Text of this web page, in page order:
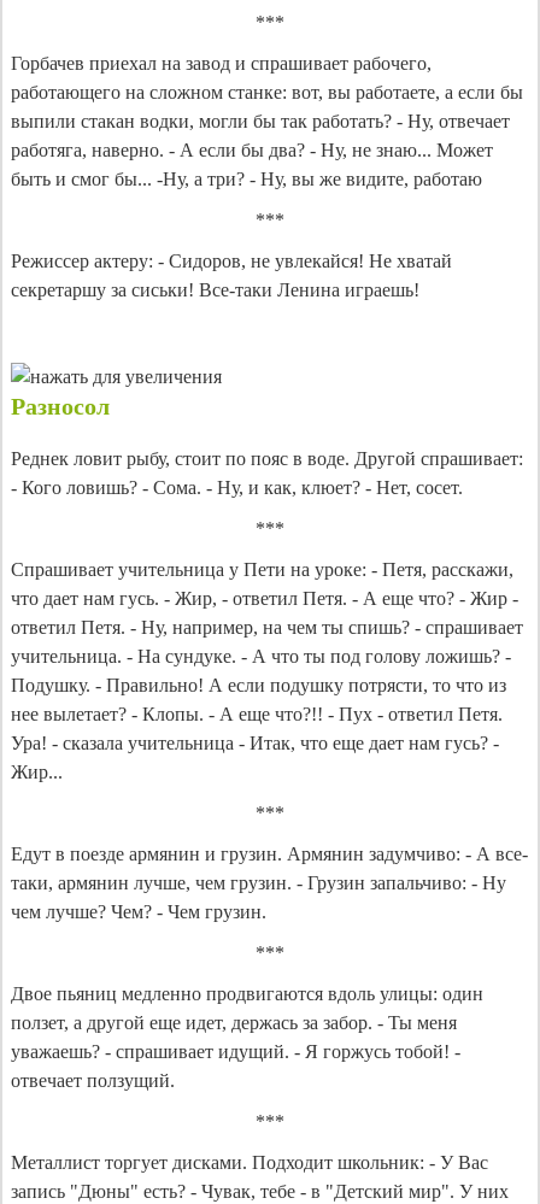
***
Горбачев приехал на завод и спрашивает рабочего,
работающего на сложном станке: вот, вы работаете, а если бы
выпили стакан водки, могли бы так работать? - Ну, отвечает
работяга, наверно. - А если бы два? - Ну, не знаю... Может
быть и смог бы... -Ну, а три? - Ну, вы же видите, работаю
***
Режиссер актеру: - Сидоров, не увлекайся! Не хватай
секретаршу за сиськи! Все-таки Ленина играешь!
Разносол
Реднек ловит рыбу, стоит по пояс в воде. Другой спрашивает:
- Кого ловишь? - Сома. - Ну, и как, клюет? - Нет, сосет.
***
Спрашивает учительница у Пети на уроке: - Петя, расскажи,
что дает нам гусь. - Жир, - ответил Петя. - А еще что? - Жир -
ответил Петя. - Ну, например, на чем ты спишь? - спрашивает
учительница. - На сундуке. - А что ты под голову ложишь? -
Подушку. - Правильно! А если подушку потрясти, то что из
нее вылетает? - Клопы. - А еще что?!! - Пух - ответил Петя.
Ура! - сказала учительница - Итак, что еще дает нам гусь? -
Жир...
***
Едут в поезде армянин и грузин. Армянин задумчиво: - А все-
таки, армянин лучше, чем грузин. - Грузин запальчиво: - Ну
чем лучше? Чем? - Чем грузин.
***
Двое пьяниц медленно продвигаются вдоль улицы: один
ползет, а другой еще идет, держась за забор. - Ты меня
уважаешь? - спрашивает идущий. - Я горжусь тобой! -
отвечает ползущий.
***
Металлист торгует дисками. Подходит школьник: - У Вас
запись "Дюны" есть? - Чувак, тебе - в "Детский мир". У них